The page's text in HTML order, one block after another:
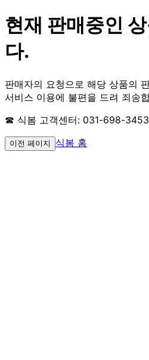
현재 판매중인
다.
판매자의 요청으로 해당 상품의
서비스 이용에 불편을 드려 죄송
☎ 식봄 고객센터: 031-698-3453
이전 페이지 식봄 홈